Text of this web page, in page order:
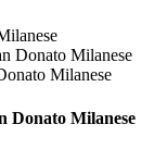
Donato Milanese
Milanese
Donato Milanese